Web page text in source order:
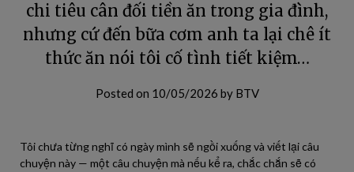
chi tiêu cân đối tiền ăn trong gia đình,
nhưng cứ đến bữa cơm anh ta lại chê ít
thức ăn nói tôi cố tình tiết kiệm…
Posted on 10/05/2026 by BTV
Tôi chưa từng nghĩ có ngày mình sẽ ngồi xuống và viết lại câu
chuyện này — một câu chuyện mà nếu kể ra, chắc chắn sẽ có